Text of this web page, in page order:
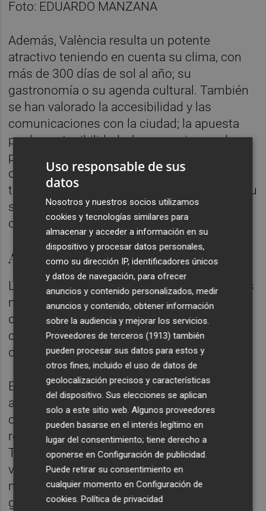
Además, València resulta un potente
atractivo teniendo en cuenta su clima, con
más de 300 días de sol al año; su
gastronomía o su agenda cultural. También
se han valorado la accesibilidad y las
comunicaciones con la ciudad; la apuesta
por la sostenibilidad y los espacios verdes;
pero, especialmente, las posibilidades de
desarrollo personal que la ciudad ofrece a
todas las personas, con independencia de su
sexo, origen étnico, discapacidad u
orientación sexual.
Así serán los Gay Games 2026
Los Gay Games 2026 se celebrarán entre los
meses de mayo y junio de 2026. El evento
durará algo más de una semana y acogerá
competiciones de más de 30 modalidades
deportivas.
Entre ellas, encontramos deportes
autóctonos como la pilota valenciana o el
colpbol; deportes náuticos, como la vela, el
remo o el kayak polo; y artes marciales.
También deportes de equipo -baloncesto,
vóley playa, hockey, fútbol, sóftbol o rugby-,
modalidades individuales -esgrima, tenis,
golf o ciclismo- y novedades como los e-
Uso responsable de sus
datos
Nosotros y nuestros socios utilizamos
cookies y tecnologías similares para
almacenar y acceder a información en su
dispositivo y procesar datos personales,
como su dirección IP, identificadores únicos
y datos de navegación, para ofrecer
anuncios y contenido personalizados, medir
anuncios y contenido, obtener información
sobre la audiencia y mejorar los servicios.
Proveedores de terceros (1913) también
pueden procesar sus datos para estos y
otros fines, incluido el uso de datos de
geolocalización precisos y características
del dispositivo. Sus elecciones se aplican
solo a este sitio web. Algunos proveedores
pueden basarse en el interés legítimo en
lugar del consentimiento; tiene derecho a
oponerse enConfiguración de publicidad.
Puede retirar su consentimiento en
cualquier momento enConfiguración de
cookies.Política de privacidad